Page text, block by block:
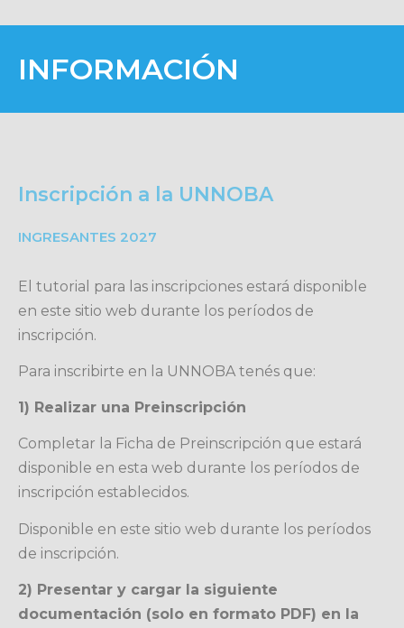
INFORMACIÓN
Inscripción a la UNNOBA
INGRESANTES 2027
El tutorial para las inscripciones estará disponible
en este sitio web durante los períodos de
inscripción.
Para inscribirte en la UNNOBA tenés que:
1) Realizar una Preinscripción
Completar la Ficha de Preinscripción que estará
disponible en esta web durante los períodos de
inscripción establecidos.
Disponible en este sitio web durante los períodos
de inscripción.
2) Presentar y cargar la siguiente
documentación (solo en formato PDF) en la